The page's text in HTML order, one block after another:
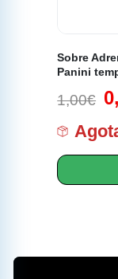
Sobre
Panini
1,00€